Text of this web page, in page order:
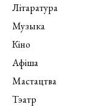
Літаратура
Музыка
Кіно
Афіша
Мастацтва
Тэатр